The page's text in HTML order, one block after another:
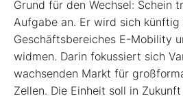
Grund für den Wechsel: Schein
Aufgabe an. Er wird sich
Geschäftsbereiches E-Mobility
widmen. Darin fokussiert sich
wachsenden Markt für
Zellen. Die Einheit soll in